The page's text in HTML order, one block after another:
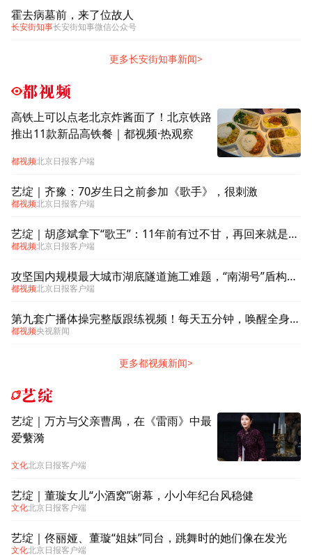
霍去病墓前，来了位故人
长安街知事长安街知事微信公众号
更多长安街知事新闻>
都视频
高铁上可以点老北京炸酱面了！北京铁路
推出11款新品高铁餐｜都视频·热观察
都视频北京日报客户端
艺绽｜齐豫：70岁生日之前参加《歌手》，很刺激
都视频北京日报客户端
艺绽｜胡彦斌拿下“歌王”：11年前有过不甘，再回来就是要赢
都视频北京日报客户端
攻坚国内规模最大城市湖底隧道施工难题，“南湖号”盾构机下线
都视频北京日报客户端
第九套广播体操完整版跟练视频！每天五分钟，唤醒全身活力
都视频央视新闻
更多都视频新闻>
艺绽
艺绽｜万方与父亲曹禺，在《雷雨》中最
爱蘩漪
文化北京日报客户端
艺绽｜董璇女儿“小酒窝”谢幕，小小年纪台风稳健
文化北京日报客户端
艺绽｜佟丽娅、董璇“姐妹”同台，跳舞时的她们像在发光
文化北京日报客户端